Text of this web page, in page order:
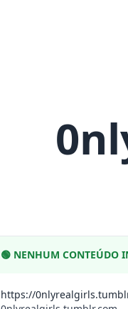
🟢 NENHUM CONTEÚDO
https://